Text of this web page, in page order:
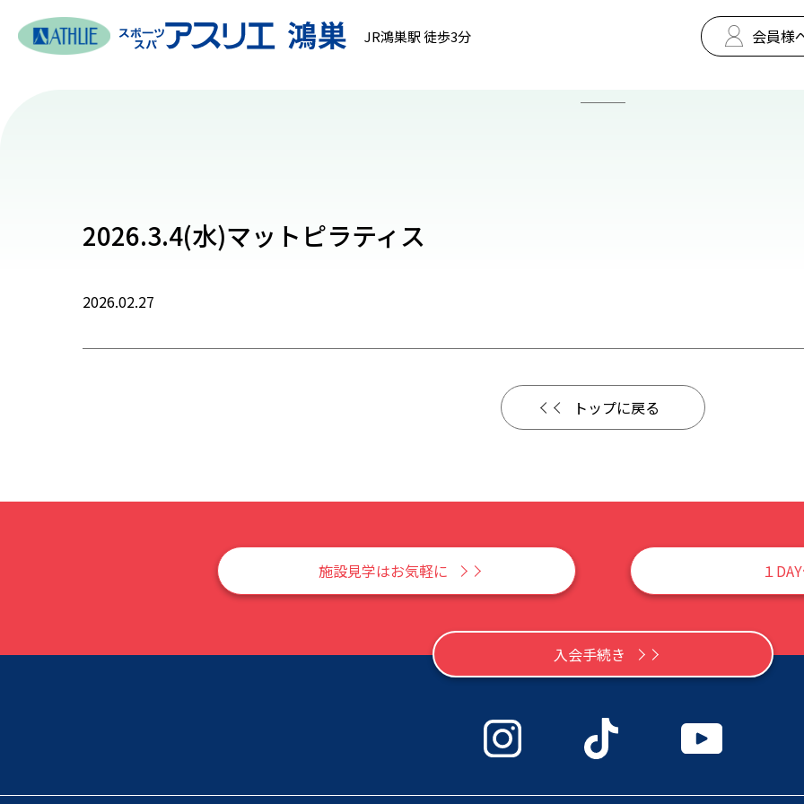
JR鴻巣駅 徒歩3分 会員様
2026.3.4(水)マットピラティス
2026.02.27
トップに戻る
施設見学はお気軽に １
入会手続き